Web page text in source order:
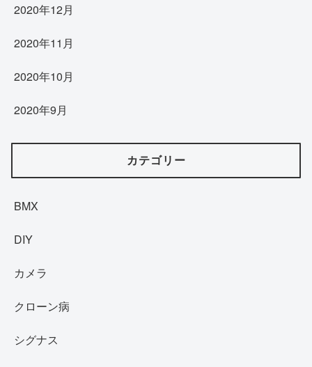
2020年12月
2020年11月
2020年10月
2020年9月
カテゴリー
BMX
DIY
カメラ
クローン病
シグナス